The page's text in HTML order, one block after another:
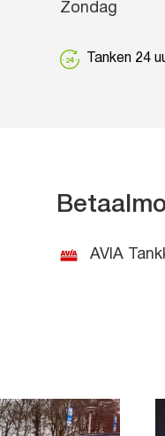
Zondag
Tanken 24
AVIA